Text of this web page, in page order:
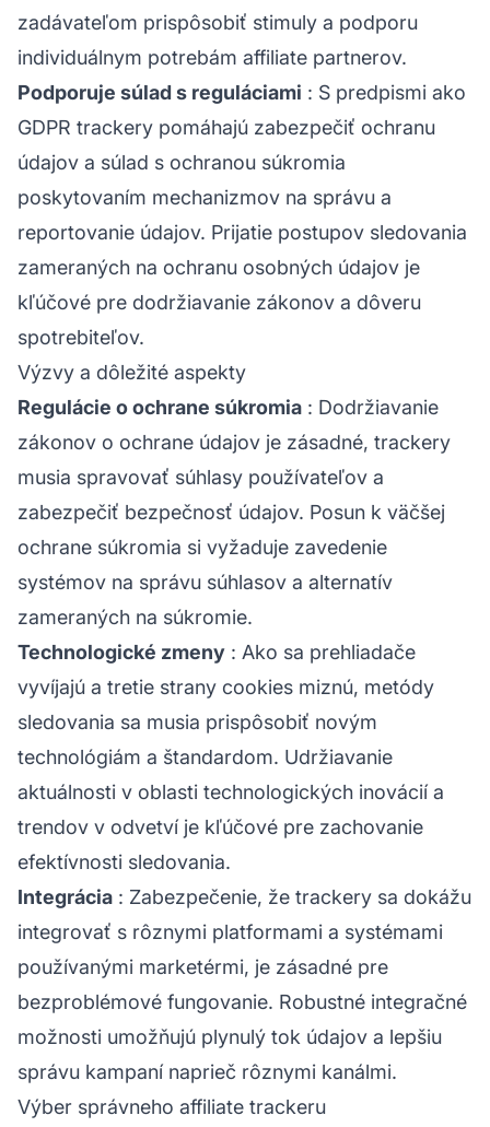
zadávateľom prispôsobiť stimuly a podporu
individuálnym potrebám affiliate partnerov.
Podporuje súlad s reguláciami : S predpismi ako
GDPR trackery pomáhajú zabezpečiť ochranu
údajov a súlad s ochranou súkromia
poskytovaním mechanizmov na správu a
reportovanie údajov. Prijatie postupov sledovania
zameraných na ochranu osobných údajov je
kľúčové pre dodržiavanie zákonov a dôveru
spotrebiteľov.
Výzvy a dôležité aspekty
Regulácie o ochrane súkromia : Dodržiavanie
zákonov o ochrane údajov je zásadné, trackery
musia spravovať súhlasy používateľov a
zabezpečiť bezpečnosť údajov. Posun k väčšej
ochrane súkromia si vyžaduje zavedenie
systémov na správu súhlasov a alternatív
zameraných na súkromie.
Technologické zmeny : Ako sa prehliadače
vyvíjajú a tretie strany cookies miznú, metódy
sledovania sa musia prispôsobiť novým
technológiám a štandardom. Udržiavanie
aktuálnosti v oblasti technologických inovácií a
trendov v odvetví je kľúčové pre zachovanie
efektívnosti sledovania.
Integrácia : Zabezpečenie, že trackery sa dokážu
integrovať s rôznymi platformami a systémami
používanými marketérmi, je zásadné pre
bezproblémové fungovanie. Robustné integračné
možnosti umožňujú plynulý tok údajov a lepšiu
správu kampaní naprieč rôznymi kanálmi.
Výber správneho affiliate trackeru